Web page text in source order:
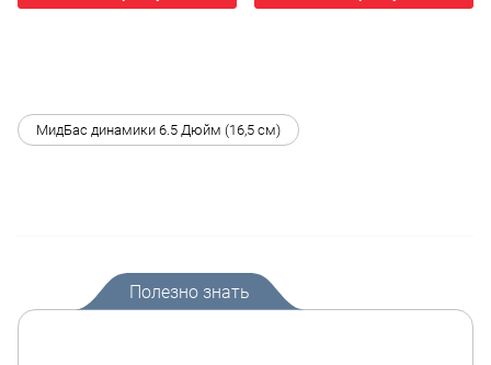
МидБас динамики 6.5 Дюйм (16,5 см)
Полезно знать